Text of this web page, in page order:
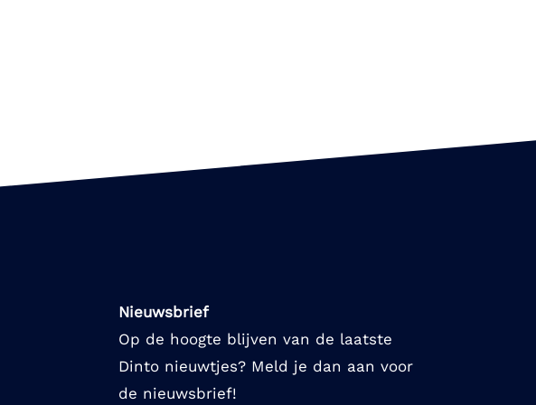
Nieuwsbrief
Op de hoogte blijven van de laatste
Dinto nieuwtjes? Meld je dan aan voor
de nieuwsbrief!